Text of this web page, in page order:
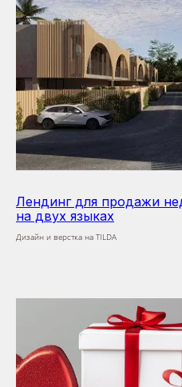
Лендинг для продажи
на двух языках
Дизайн и верстка на TILDA